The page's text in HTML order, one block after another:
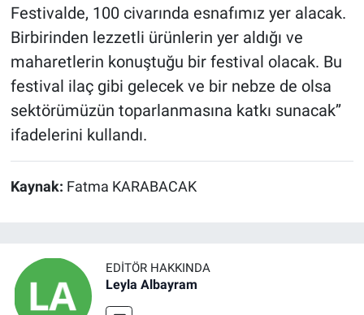
Festivalde, 100 civarında esnafımız yer alacak.
Birbirinden lezzetli ürünlerin yer aldığı ve
maharetlerin konuştuğu bir festival olacak. Bu
festival ilaç gibi gelecek ve bir nebze de olsa
sektörümüzün toparlanmasına katkı sunacak’’
ifadelerini kullandı.
Kaynak: Fatma KARABACAK
EDITÖR HAKKINDA
Leyla Albayram